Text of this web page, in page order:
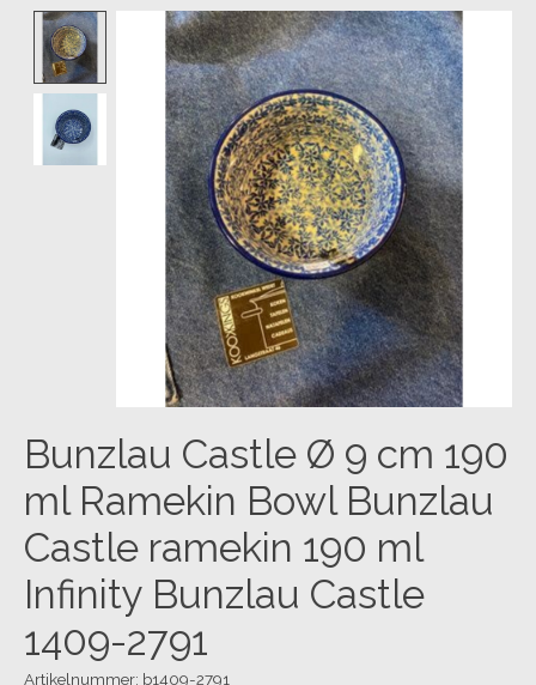
Product image slideshow Items
Bunzlau Castle Ø 9 cm 190
ml Ramekin Bowl Bunzlau
Castle ramekin 190 ml
Infinity Bunzlau Castle
1409-2791
Artikelnummer: b1409-2791